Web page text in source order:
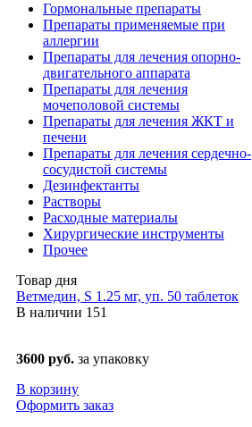
Гормональные препараты
Препараты применяемые при
аллергии
Препараты для лечения опорно-
двигательного аппарата
Препараты для лечения
мочеполовой системы
Препараты для лечения ЖКТ и
печени
Препараты для лечения сердечно-
сосудистой системы
Дезинфектанты
Растворы
Расходные материалы
Хирургические инструменты
Прочее
Товар дня
Ветмедин, S 1.25 мг, уп. 50 таблеток
В наличии 151
3600 руб. за упаковку
В корзину
Оформить заказ